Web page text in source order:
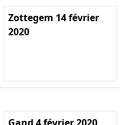
Zottegem 14 février
2020